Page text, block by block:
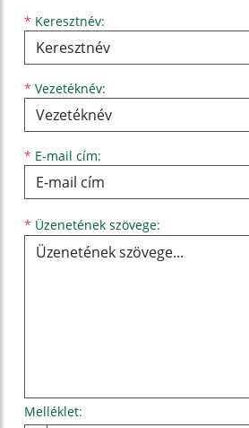
* Keresztnév:
Keresztnév
* Vezetéknév:
Vezetéknév
* E-mail cím:
E-mail cím
* Üzenetének szövege:
Melléklet: